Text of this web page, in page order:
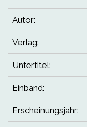
Autor:
Verlag:
Untertitel:
Einband:
Erscheinungsjahr: